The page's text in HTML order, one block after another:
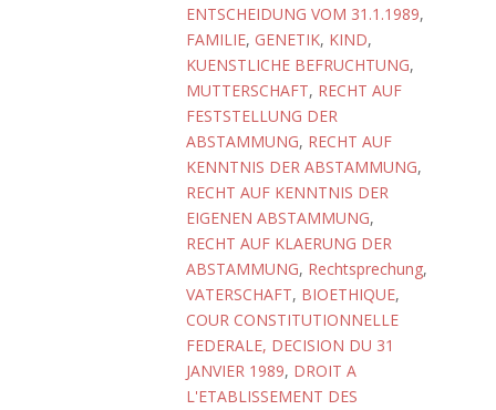
ENTSCHEIDUNG VOM 31.1.1989,
FAMILIE, GENETIK, KIND,
KUENSTLICHE BEFRUCHTUNG,
MUTTERSCHAFT, RECHT AUF
FESTSTELLUNG DER
ABSTAMMUNG, RECHT AUF
KENNTNIS DER ABSTAMMUNG,
RECHT AUF KENNTNIS DER
EIGENEN ABSTAMMUNG,
RECHT AUF KLAERUNG DER
ABSTAMMUNG, Rechtsprechung,
VATERSCHAFT, BIOETHIQUE,
COUR CONSTITUTIONNELLE
FEDERALE, DECISION DU 31
JANVIER 1989, DROIT A
L'ETABLISSEMENT DES